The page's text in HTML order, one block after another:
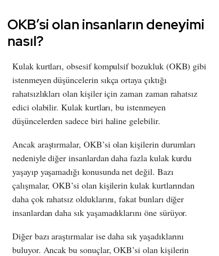
OKB’si olan insanların deneyimi
nasıl?
Kulak kurtları, obsesif kompulsif bozukluk (OKB) gibi
istenmeyen düşüncelerin sıkça ortaya çıktığı
rahatsızlıkları olan kişiler için zaman zaman rahatsız
edici olabilir. Kulak kurtları, bu istenmeyen
düşüncelerden sadece biri haline gelebilir.
Ancak araştırmalar, OKB’si olan kişilerin durumları
nedeniyle diğer insanlardan daha fazla kulak kurdu
yaşayıp yaşamadığı konusunda net değil. Bazı
çalışmalar, OKB’si olan kişilerin kulak kurtlarından
daha çok rahatsız olduklarını, fakat bunları diğer
insanlardan daha sık yaşamadıklarını öne sürüyor.
Diğer bazı araştırmalar ise daha sık yaşadıklarını
buluyor. Ancak bu sonuçlar, OKB’si olan kişilerin